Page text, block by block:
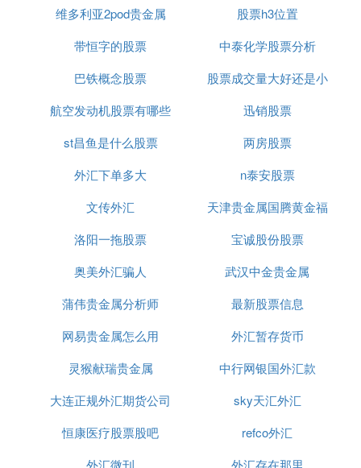
维多利亚2pod贵金属
股票h3位置
带恒字的股票
中泰化学股票分析
巴铁概念股票
股票成交量大好还是小
好
航空发动机股票有哪些
迅销股票
st昌鱼是什么股票
两房股票
外汇下单多大
n泰安股票
文传外汇
天津贵金属国腾黄金福
州营业部电话
洛阳一拖股票
宝诚股份股票
奥美外汇骗人
武汉中金贵金属
蒲伟贵金属分析师
最新股票信息
网易贵金属怎么用
外汇暂存货币
灵猴献瑞贵金属
中行网银国外汇款
大连正规外汇期货公司
sky天汇外汇
恒康医疗股票股吧
refco外汇
外汇微刊
外汇存在那里